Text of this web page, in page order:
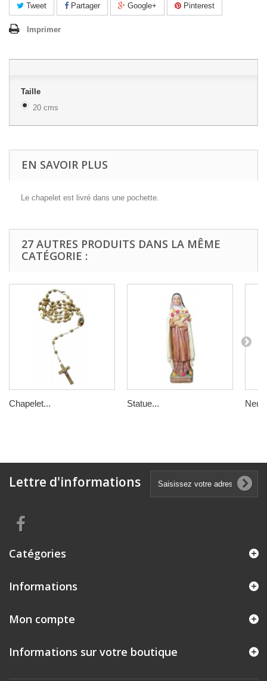
Tweet Partager Google+ Pinterest
Imprimer
Taille
20 cms
EN SAVOIR PLUS
Le chapelet est livré dans une pochette.
27 AUTRES PRODUITS DANS LA MÊME
CATÉGORIE :
Chapelet... Statue...
Lettre d'informations
Catégories
Informations
Mon compte
Informations sur votre boutique